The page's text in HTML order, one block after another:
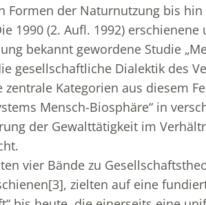
Formen der Naturnutzung bis
1990 (2. Aufl. 1992)
bekannt gewordene Studie
gesellschaftliche Dialektik des
Kategorien aus diesem
Mensch-Biosphäre“ in
der Gewalttätigkeit im
vier Bände zu
[3], zielten auf eine